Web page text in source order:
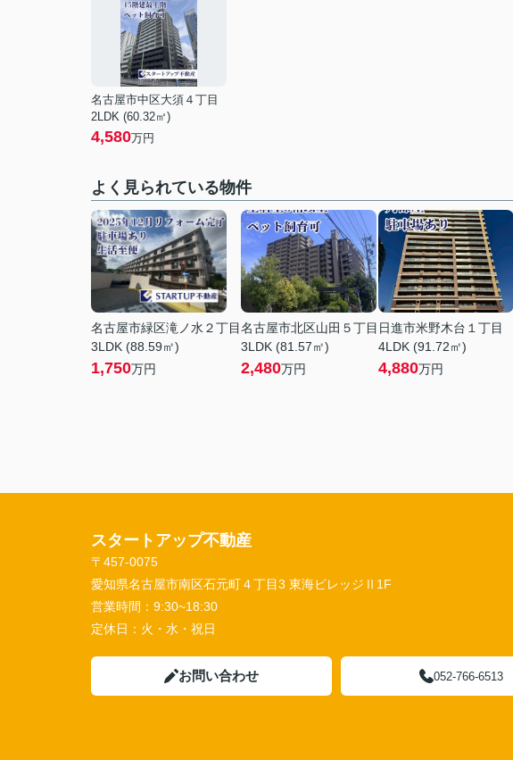
名古屋市中区大須４丁目
2LDK (60.32㎡)
4,580万円
よく見られている物件
名古屋市緑区滝ノ水２丁目
3LDK (88.59㎡)
1,750万円
名古屋市北区山田５丁目
3LDK (81.57㎡)
2,480万円
日進市米野木台１丁目
4LDK (91.72㎡)
4,880万円
スタートアップ不動産
〒457-0075
愛知県名古屋市南区石元町４丁目3 東海ビレッジⅡ1F
営業時間： 9:30~18:30
定休日： 火・水・祝日
お問い合わせ 052-766-6513